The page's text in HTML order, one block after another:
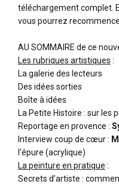
téléchargement complet.
vous pourrez
AU SOMMAIRE de ce
Les rubriques artistiques :
La galerie des lecteurs
Des idées sorties
Boîte à idées
La Petite Histoire : sur les
Reportage en provence :
Interview coup de cœur :
l’épure (acrylique)
La peinture en pratique :
Secrets d’artiste :